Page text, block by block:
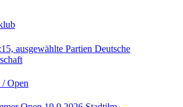
ausgewählte Partien Deutsche
/ Open